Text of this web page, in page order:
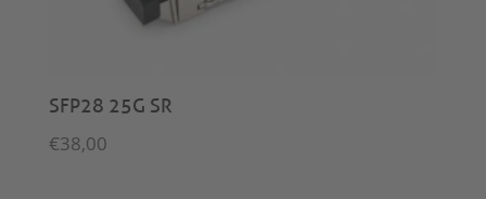
SFP28 25G SR
€38,00